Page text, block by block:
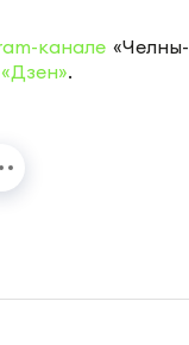
канале «Челны-
«Дзен».